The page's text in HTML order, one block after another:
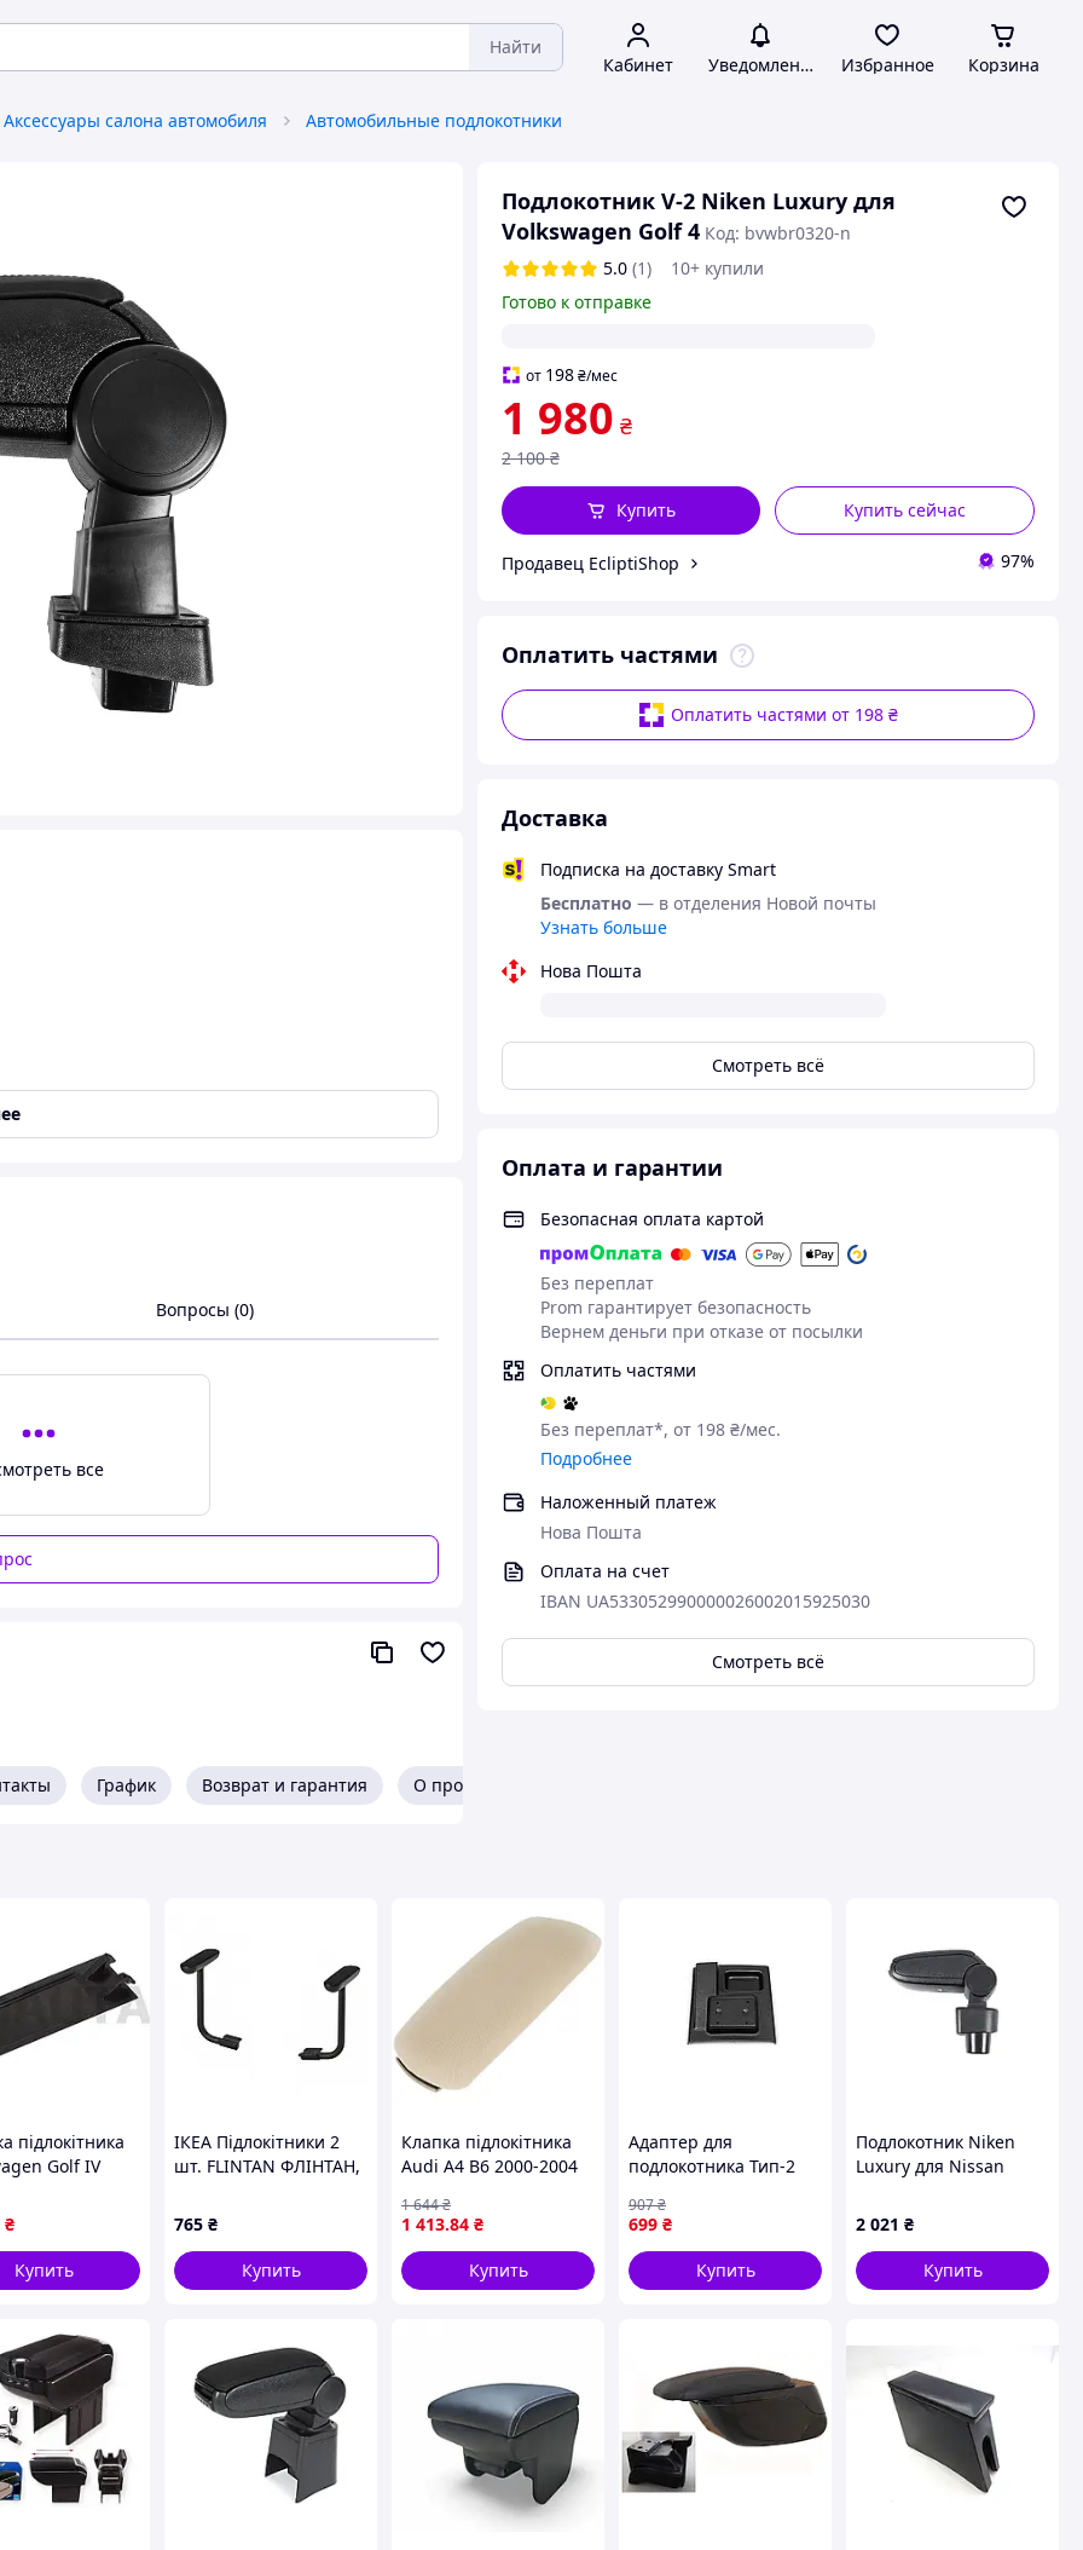
Найти
Кабинет Уведомления Избранное Корзина
Аксессуары салона автомобиля Автомобильные подлокотники
Подлокотник V-2 Niken Luxury для
Volkswagen Golf 4 Код: bvwbr0320-n
5.0 (1)
10+ купили
Готово к отправке
от 198 ₴/мес
1 980 ₴
2 100 ₴
Купить сейчас
Купить
Продавец EcliptiShop 97%
Оплатить частями
Оплатить частями от 198 ₴
Доставка
Подписка на доставку Smart
Бесплатно — в отделения Новой почты
Узнать больше
Нова Пошта
Смотреть всё
Оплата и гарантии
Безопасная оплата картой
Без переплат
Prom гарантирует безопасность
Вернем деньги при отказе от посылки
Оплатить частями
Без переплат*, от 198 ₴/мес.
Подробнее
Наложенный платеж
Нова Пошта
Оплата на счет
IBAN UA533052990000026002015925030
Смотреть всё
производство Тайвань, материал ABS-пластик,
от прямого импортера и
Вопросы (0)
все
График Возврат и гарантия О продавце
підлокітника
Golf IV
₴
Купить
ІКЕА Підлокітники 2
шт. FLINTAN ФЛІНТАН,
765 ₴
Купить
Клапка підлокітника
Audi A4 B6 2000-2004
1 413.84 ₴
1 644₴
Купить
Адаптер для
подлокотника Тип-2
2003-2009 гг
699 ₴
907₴
Купить
Подлокотник Niken
Luxury для Nissan
гг
2 021 ₴
Купить